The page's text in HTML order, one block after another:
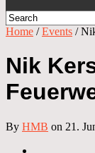
Home /Events /
Nik
By HMB on 21.